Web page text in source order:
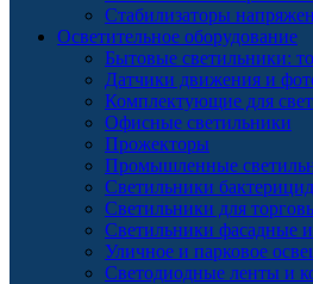
Стабилизаторы
Осветительное оборудование
Бытовые светильники:
Датчики движения и
Комплектующие для
Офисные светильники
Прожекторы
Промышленные
Светильники
Светильники для
Светильники фасадные
Уличное и парковое
Светодиодные ленты и